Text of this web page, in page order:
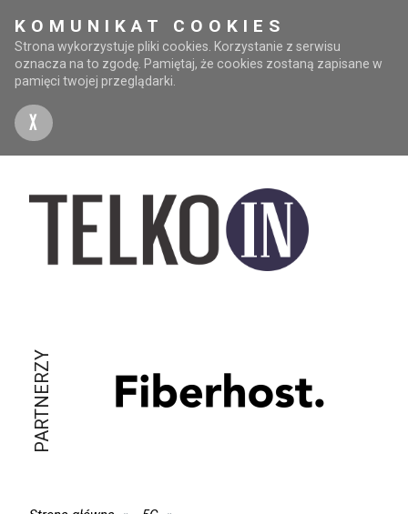
KOMUNIKAT COOKIES
Strona wykorzystuje pliki cookies. Korzystanie z serwisu
oznacza na to zgodę. Pamiętaj, że cookies zostaną zapisane w
pamięci twojej przeglądarki.
X
PARTNERZY